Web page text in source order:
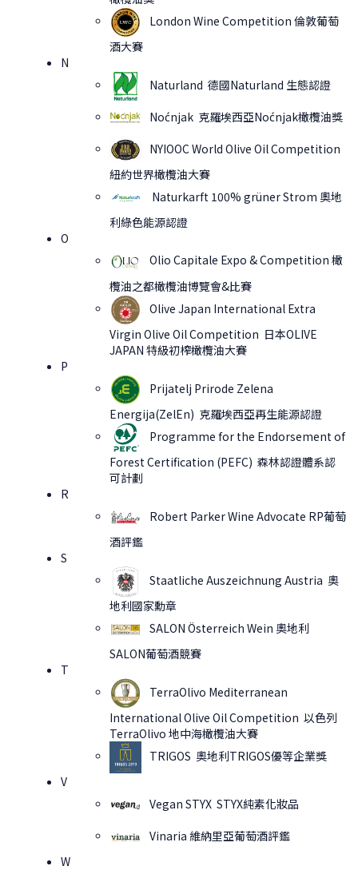
London Wine Competition 倫敦葡萄
酒大賽
N
Naturland 德國Naturland 生態認證
Noćnjak 克羅埃西亞Noćnjak橄欖油獎
NYIOOC World Olive Oil Competition
紐約世界橄欖油大賽
Naturkarft 100% grüner Strom 奧地
利綠色能源認證
O
Olio Capitale Expo & Competition 橄
欖油之都橄欖油博覽會&比賽
Olive Japan International Extra
Virgin Olive Oil Competition 日本OLIVE
JAPAN 特級初榨橄欖油大賽
P
Prijatelj Prirode Zelena
Energija(ZelEn) 克羅埃西亞再生能源認證
Programme for the Endorsement of
Forest Certification (PEFC) 森林認證體系認
可計劃
​R
Robert Parker Wine Advocate RP葡萄
酒評鑑
S
Staatliche Auszeichnung Austria 奧
地利國家勳章
SALON Österreich Wein 奧地利
SALON葡萄酒競賽
T
TerraOlivo Mediterranean
International Olive Oil Competition 以色列
TerraOlivo 地中海橄欖油大賽
TRIGOS 奧地利TRIGOS優等企業獎
V
Vegan STYX STYX純素化妝品
Vinaria 維納里亞葡萄酒評鑑
W